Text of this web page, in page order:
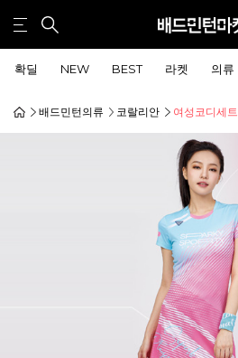
확딜 NEW BEST 라켓 의류
배드민턴의류 코랄리안 여성코디세트